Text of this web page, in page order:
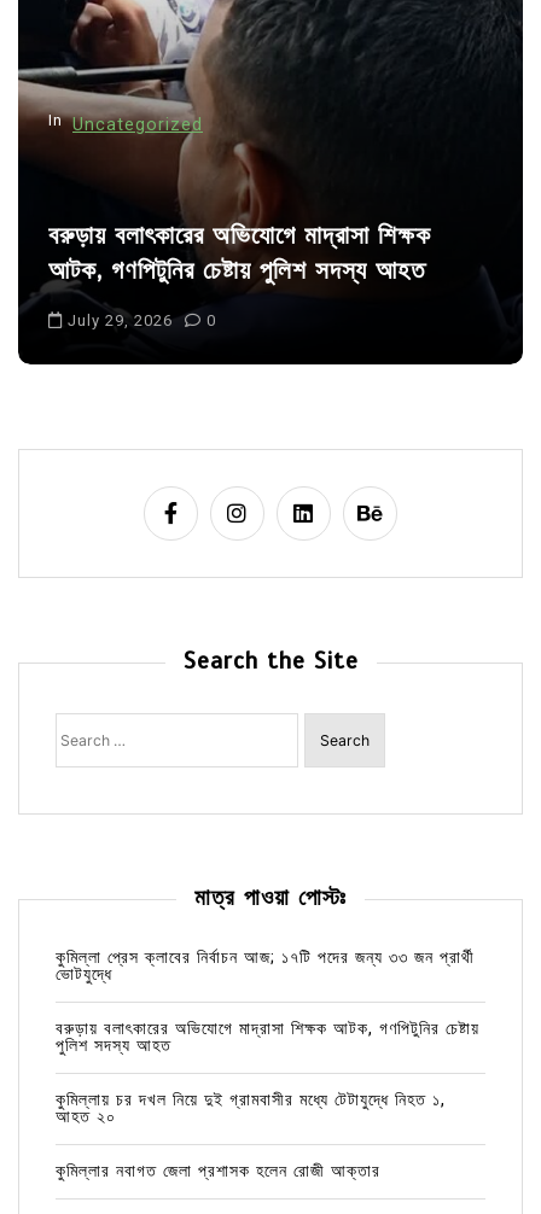
o
n
In Uncategorized
বরুড়ায় বলাৎকারের অভিযোগে মাদ্রাসা শিক্ষক
আটক, গণপিটুনির চেষ্টায় পুলিশ সদস্য আহত
July 29, 2026 0
Search the Site
Search
for:
মাত্র পাওয়া পোস্টঃ
কুমিল্লা প্রেস ক্লাবের নির্বাচন আজ; ১৭টি পদের জন্য ৩৩ জন প্রার্থী
ভোটযুদ্ধে
বরুড়ায় বলাৎকারের অভিযোগে মাদ্রাসা শিক্ষক আটক, গণপিটুনির চেষ্টায়
পুলিশ সদস্য আহত
কুমিল্লায় চর দখল নিয়ে দুই গ্রামবাসীর মধ্যে টেটাযুদ্ধে নিহত ১,
আহত ২০
কুমিল্লার নবাগত জেলা প্রশাসক হলেন রোজী আক্তার